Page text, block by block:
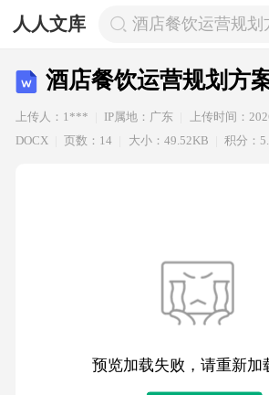
人人文库 酒店餐饮运营规划
酒店餐饮运营规划方
上传人：1*** IP属地：广东 上传时间：
DOCX
页数：14 大小：49.52KB 积分：
预览加载失败，请重新加